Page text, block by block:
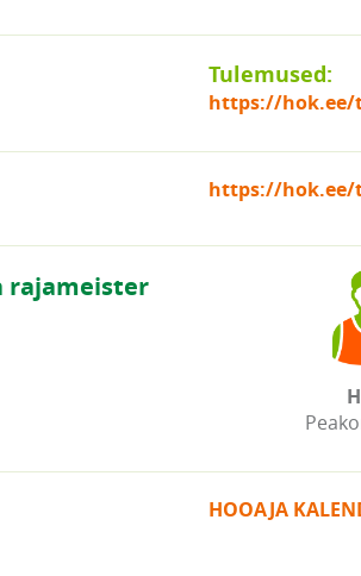
Tulemused:
https://hok.ee/
https://hok.ee/
rajameister
HOOAJA